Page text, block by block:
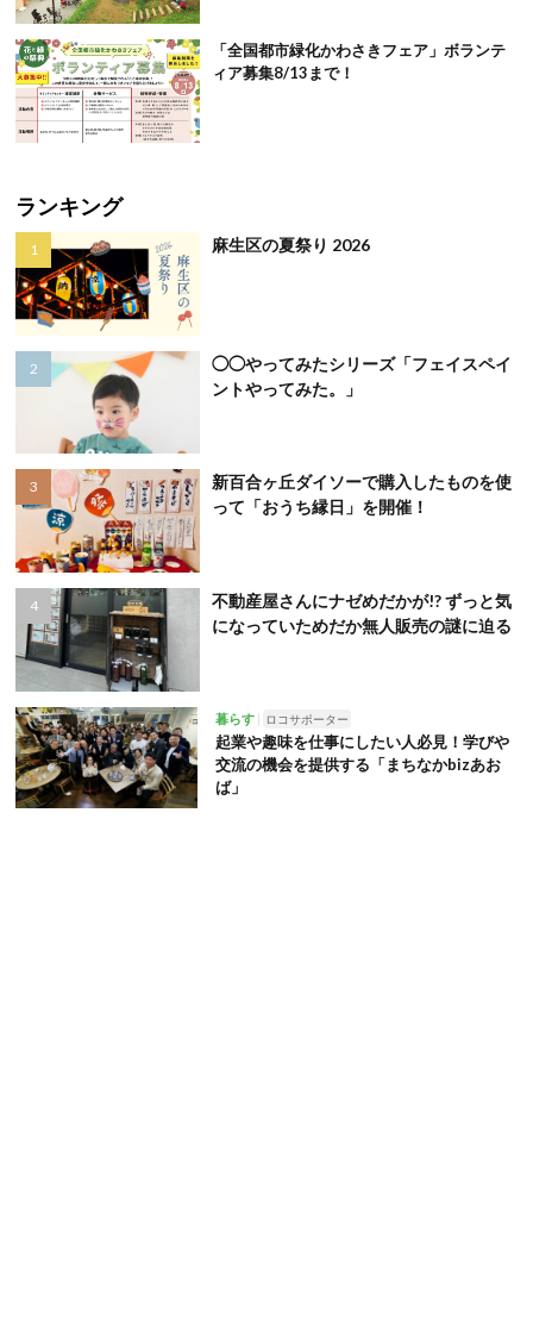
「全国都市緑化かわさきフェア」ボランテ
ィア募集8/13まで！
ランキング
麻生区の夏祭り 2026
◯◯やってみたシリーズ「フェイスペイ
ントやってみた。」
新百合ヶ丘ダイソーで購入したものを使
って「おうち縁日」を開催！
不動産屋さんにナゼめだかが!? ずっと気
になっていためだか無人販売の謎に迫る
暮らす ロコサポーター
起業や趣味を仕事にしたい人必見！学びや
交流の機会を提供する「まちなかbizあお
ば」